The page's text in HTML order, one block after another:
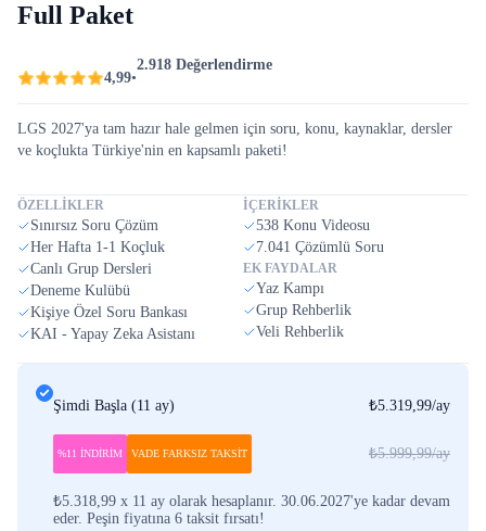
Full Paket
4,99•
2.918 Değerlendirme
LGS 2027'ya tam hazır hale gelmen için soru, konu, kaynaklar, dersler
ve koçlukta Türkiye'nin en kapsamlı paketi!
ÖZELLİKLER
Sınırsız Soru Çözüm
Her Hafta 1-1 Koçluk
Canlı Grup Dersleri
Deneme Kulübü
Kişiye Özel Soru Bankası
KAI - Yapay Zeka Asistanı
İÇERİKLER
538 Konu Videosu
7.041 Çözümlü Soru
EK FAYDALAR
Yaz Kampı
Grup Rehberlik
Veli Rehberlik
Şimdi Başla (11 ay) ₺5.319,99/ay
%11 İNDİRİM VADE FARKSIZ TAKSİT ₺5.999,99/ay
₺5.318,99 x 11 ay olarak hesaplanır. 30.06.2027'ye kadar devam
eder. Peşin fiyatına 6 taksit fırsatı!